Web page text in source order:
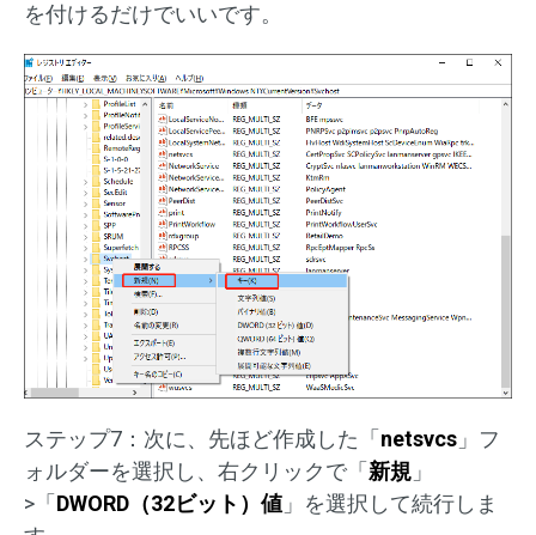
を付けるだけでいいです。
ステップ7：次に、先ほど作成した「 netsvcs 」フ
ォルダーを選択し、右クリックで「 新規 」
>「 DWORD（32ビット）値 」を選択して続行しま